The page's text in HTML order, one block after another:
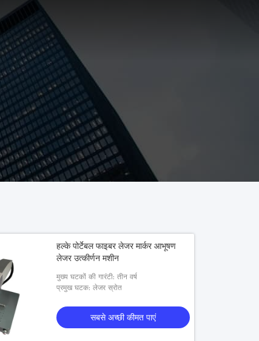
हल्के पोर्टेबल फाइबर लेजर मार्कर आभूषण
लेजर उत्कीर्णन मशीन
मुख्य घटकों की गारंटी: तीन वर्ष
प्रमुख घटक: लेजर स्रोत
सबसे अच्छी कीमत पाएं